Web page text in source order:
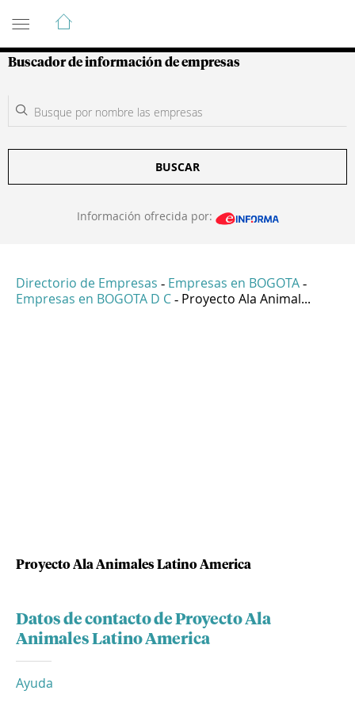
Guía de Empresas Colombianas
Buscador de información de empresas
BUSCAR
Información ofrecida por:
Directorio de Empresas - Empresas en BOGOTA -
Empresas en BOGOTA D C - Proyecto Ala Animal...
Proyecto Ala Animales Latino America
Datos de contacto de Proyecto Ala
Animales Latino America
Ayuda